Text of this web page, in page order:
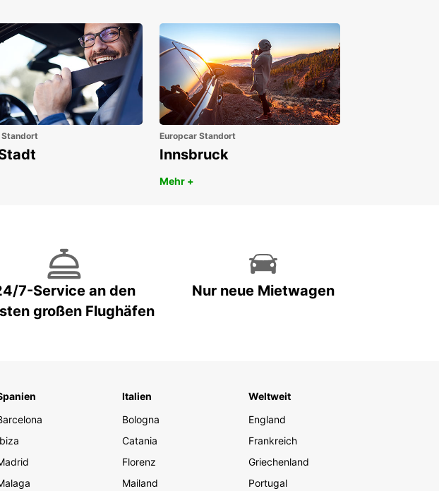
Standort Europcar Standort
Innsbruck
Mehr +
7-Service an den
großen Flughäfen
Nur neue Mietwagen
Italien
Bologna
Catania
Florenz
Mailand
Weltweit
England
Frankreich
Griechenland
Portugal